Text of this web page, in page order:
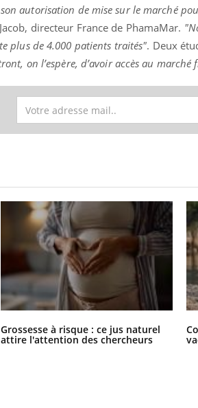
autorisation de mise sur le marché
directeur France de PhamaMar.
plus de 4.000 patients traités". Deux
on l’espère, d’avoir accès au marché
Grossesse à risque : ce jus naturel
attire l'attention des chercheurs